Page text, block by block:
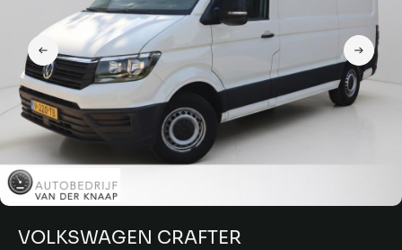
VACATURE
VERKOCHT
CONTACT
VOLKSWAGEN CRAFTER